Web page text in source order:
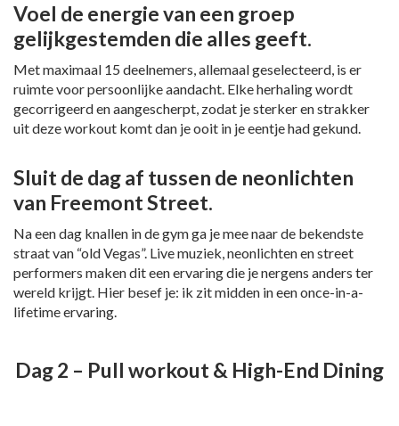
Voel de energie van een groep
gelijkgestemden die alles geeft.
Met maximaal 15 deelnemers, allemaal geselecteerd, is er
ruimte voor persoonlijke aandacht. Elke herhaling wordt
gecorrigeerd en aangescherpt, zodat je sterker en strakker
uit deze workout komt dan je ooit in je eentje had gekund.
Sluit de dag af tussen de neonlichten
van Freemont Street.
Na een dag knallen in de gym ga je mee naar de bekendste
straat van “old Vegas”. Live muziek, neonlichten en street
performers maken dit een ervaring die je nergens anders ter
wereld krijgt. Hier besef je: ik zit midden in een once-in-a-
lifetime ervaring.
Dag 2 – Pull workout & High-End Dining